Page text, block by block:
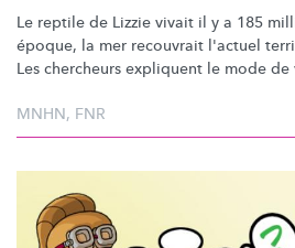
Le reptile de Lizzie vivait il y a 185
époque, la mer recouvrait l'actuel
Les chercheurs expliquent le mode
MNHN, FNR